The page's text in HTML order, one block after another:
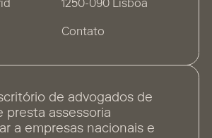
1250-090 Lisboa
Contato
de advogados de
presta assessoria
a empresas nacionais e